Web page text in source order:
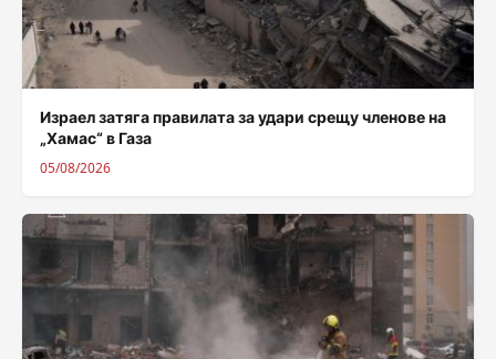
Израел затяга правилата за удари срещу членове на
„Хамас“ в Газа
05/08/2026